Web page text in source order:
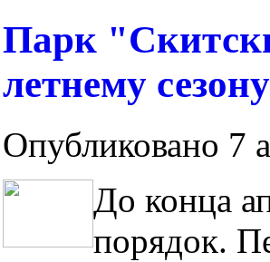
Парк
летнему сезону
Опубликовано 7
До конца
порядок.